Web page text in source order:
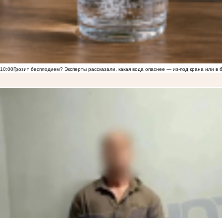
10:00Грозит бесплодием? Эксперты рассказали, какая вода опаснее — из-под крана или в